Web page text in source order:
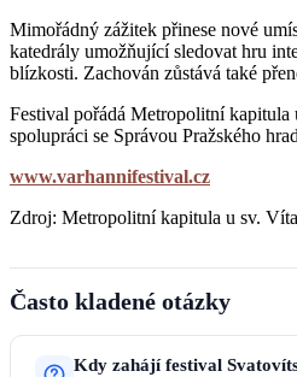
Mimořádný zážitek přinese nové
katedrály umožňující sledovat hru
blízkosti. Zachován zůstává také
Festival pořádá Metropolitní kapitula
spolupráci se Správou Pražského
www.varhannifestival.cz
Zdroj: Metropolitní kapitula u sv.
Často kladené otázky
Kdy zahájí festival